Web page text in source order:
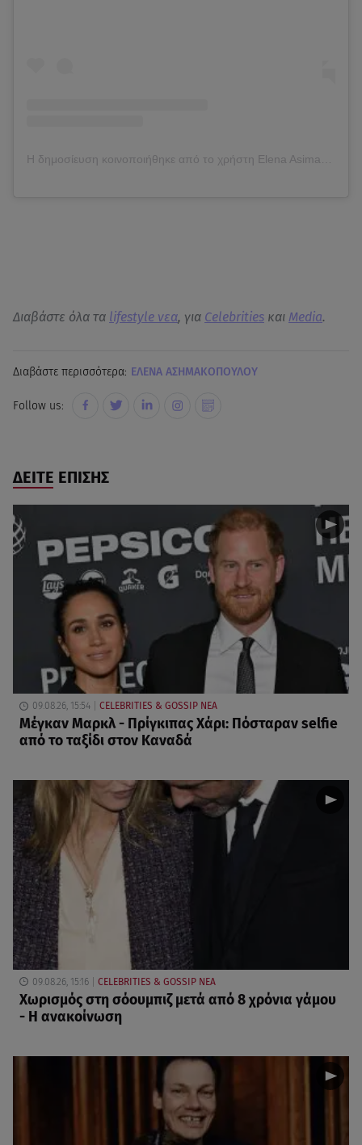
Διαβάστε όλα τα lifestyle νεα, για Celebrities και Media.
Διαβάστε περισσότερα: ΕΛΕΝΑ ΑΣΗΜΑΚΟΠΟΥΛΟΥ
Follow us:
ΔΕΙΤΕ ΕΠΙΣΗΣ
09.08.26, 15:54 CELEBRITIES & GOSSIP ΝΕΑ
Μέγκαν Μαρκλ - Πρίγκιπας Χάρι: Πόσταραν selfie
από το ταξίδι στον Καναδά
09.08.26, 15:16 CELEBRITIES & GOSSIP ΝΕΑ
Χωρισμός στη σόουμπιζ μετά από 8 χρόνια γάμου
- Η ανακοίνωση